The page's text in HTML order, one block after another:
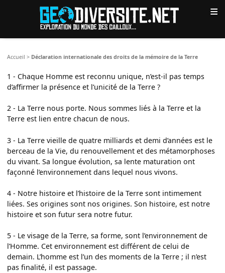
≡
Accueil > Déclaration internationale des droits de la mémoire de la Terre
1 - Chaque Homme est reconnu unique, n’est-il pas temps
d’affirmer la présence et l’unicité de la Terre ?
2 - La Terre nous porte. Nous sommes liés à la Terre et la
Terre est lien entre chacun de nous.
3 - La Terre vieille de quatre milliards et demi d’années est le
berceau de la Vie, du renouvellement et des métamorphoses
du vivant. Sa longue évolution, sa lente maturation ont
façonné l’environnement dans lequel nous vivons.
4 - Notre histoire et l’histoire de la Terre sont intimement
liées. Ses origines sont nos origines. Son histoire, est notre
histoire et son futur sera notre futur.
5 - Le visage de la Terre, sa forme, sont l’environnement de
l’Homme. Cet environnement est différent de celui de
demain. L’homme est l’un des moments de la Terre ; il n’est
pas finalité, il est passage.